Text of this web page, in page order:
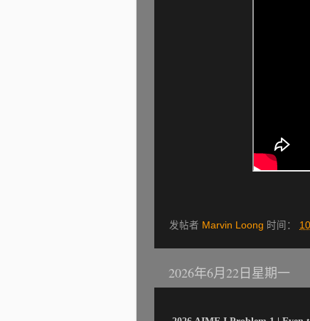
发帖者 Marvin Loong 时间：
2026年6月22日星期一